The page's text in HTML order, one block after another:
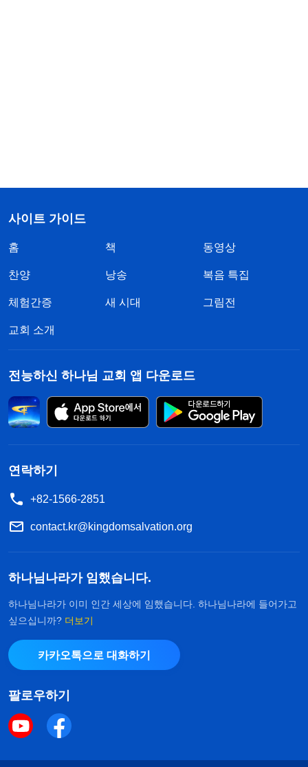
사이트 가이드
홈 책 동영상
찬양 낭송 복음 특집
체험간증 새 시대 그림전
교회 소개
전능하신 하나님 교회 앱 다운로드
연락하기
+82-1566-2851
contact.kr@kingdomsalvation.org
하나님나라가 임했습니다.
하나님나라가 이미 인간 세상에 임했습니다. 하나님나라에 들어가고
싶으십니까? 더보기
카카오톡으로 대화하기
팔로우하기